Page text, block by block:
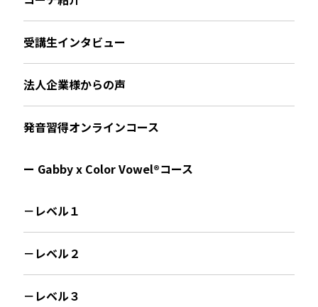
受講生インタビュー
法人企業様からの声
発音習得オンラインコース
ー Gabby x Color Vowel®︎コース
－レベル１
－レベル２
－レベル３